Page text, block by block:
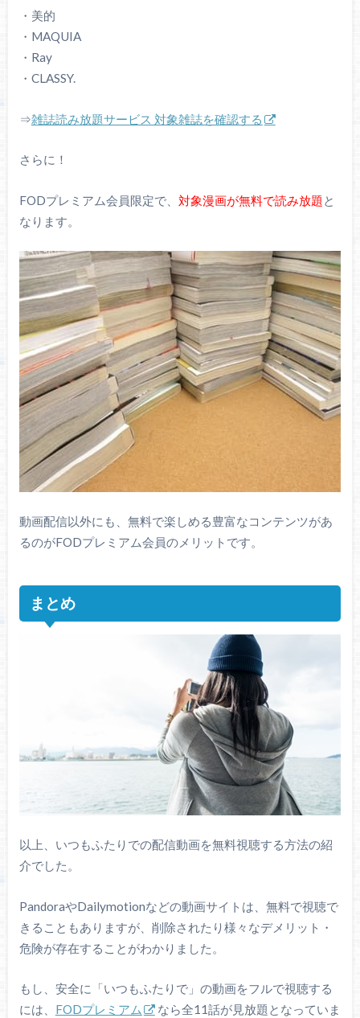
・美的
・MAQUIA
・Ray
・CLASSY.
⇒雑誌読み放題サービス 対象雑誌を確認する
さらに！
FODプレミアム会員限定で、 対象漫画が無料で読み放題 と
なります。
動画配信以外にも、無料で楽しめる豊富なコンテンツがあ
るのがFODプレミアム会員のメリットです。
まとめ
以上、いつもふたりでの配信動画を無料視聴する方法の紹
介でした。
PandoraやDailymotionなどの動画サイトは、無料で視聴で
きることもありますが、削除されたり様々なデメリット・
危険が存在することがわかりました。
もし、安全に「いつもふたりで」の動画をフルで視聴する
には、 FODプレミアム なら全11話が見放題となっていま